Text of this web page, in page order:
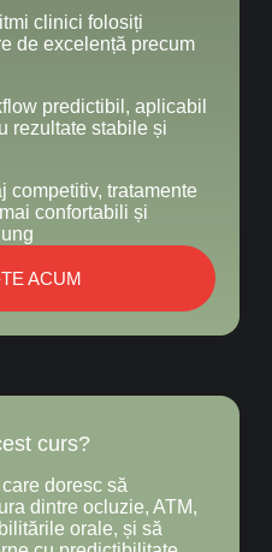
clinici folosiți
de excelență precum
predictibil, aplicabil
rezultate stabile și
competitiv, tratamente
confortabili și
ACUM
curs?
care doresc să
dintre ocluzie, ATM,
orale, și să